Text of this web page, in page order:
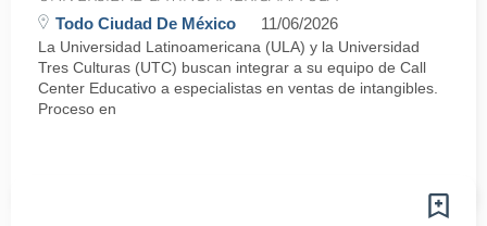
Todo Ciudad De México 11/06/2026
La Universidad Latinoamericana (ULA) y la Universidad
Tres Culturas (UTC) buscan integrar a su equipo de Call
Center Educativo a especialistas en ventas de intangibles.
Proceso en